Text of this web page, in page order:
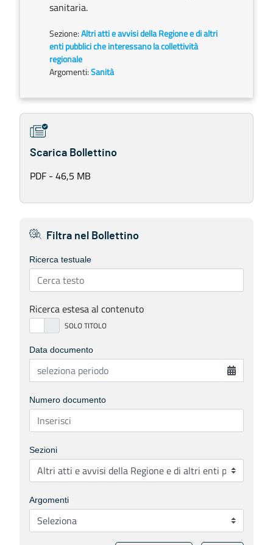
sanitaria.
Sezione:Altri atti e avvisi della Regione e di altri
enti pubblici che interessano la collettività
regionale
Argomenti:Sanità
Scarica Bollettino
PDF - 46,5 MB
Filtra nel Bollettino
Ricerca testuale
Ricerca estesa al contenuto
Data documento
Numero documento
Sezioni
Argomenti